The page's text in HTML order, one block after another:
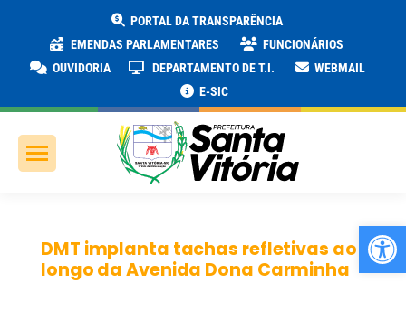
PORTAL DA TRANSPARÊNCIA
EMENDAS PARLAMENTARES
FUNCIONÁRIOS
OUVIDORIA
DEPARTAMENTO DE T.I.
WEBMAIL
E-SIC
DMT implanta tachas refletivas ao
longo da Avenida Dona Carminha